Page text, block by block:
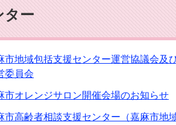
ター
市地域包括支援センター運営協議会及
委員会
市オレンジサロン開催会場のお知らせ
市高齢者相談支援センター（嘉麻市地